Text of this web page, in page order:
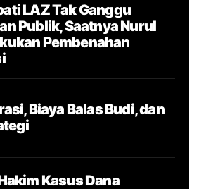
LAZ Tak Ganggu
Publik, Saatnya Nurul
Pembenahan
Biaya Balas Budi, dan
Kasus Dana